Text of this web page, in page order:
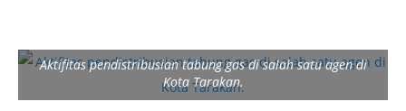
Aktifitas pendistribusian tabung gas di salah satu agen di
Kota Tarakan.